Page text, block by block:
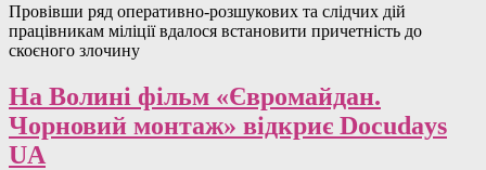
Провівши ряд оперативно-розшукових та слідчих дій
працівникам міліції вдалося встановити причетність до
скоєного злочину
На Волині фільм «Євромайдан.
Чорновий монтаж» відкриє Docudays
UA